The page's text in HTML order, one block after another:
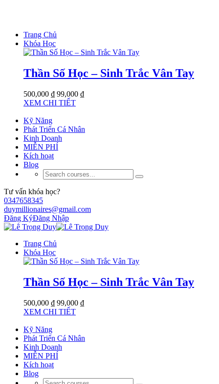
Trang Chủ
Khóa Học
Thần Số Học – Sinh Trắc Vân Tay
500,000 ₫ 99,000 ₫
XEM CHI TIẾT
Kỹ Năng
Phát Triển Cá Nhân
Kinh Doanh
MIỄN PHÍ
Kích hoạt
Blog
Tư vấn khóa học?
0347658345
duymillionaires@gmail.com
Đăng KýĐăng Nhập
Trang Chủ
Khóa Học
Thần Số Học – Sinh Trắc Vân Tay
500,000 ₫ 99,000 ₫
XEM CHI TIẾT
Kỹ Năng
Phát Triển Cá Nhân
Kinh Doanh
MIỄN PHÍ
Kích hoạt
Blog